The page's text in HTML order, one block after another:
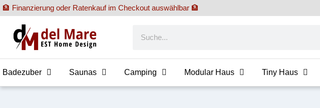
🏦 Finanzierung oder Ratenkauf im Checkout auswählbar 🏦
Badezuber Saunas Camping Modular Haus Tiny Haus